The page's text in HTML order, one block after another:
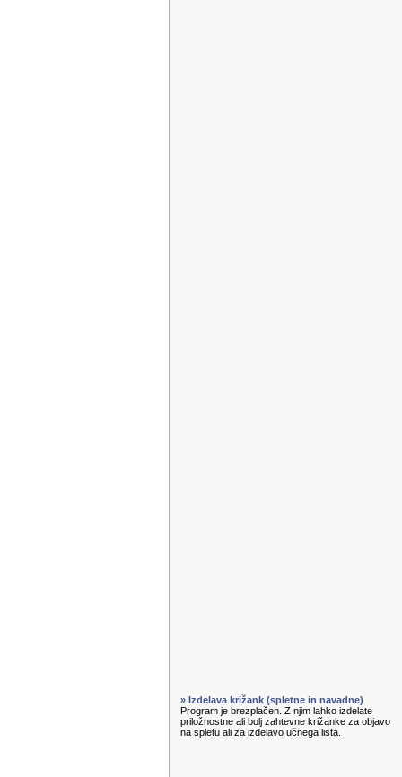
» Izdelava križank (spletne in navadne)
Program je brezplačen. Z njim lahko izdelate
priložnostne ali bolj zahtevne križanke za objavo
na spletu ali za izdelavo učnega lista.